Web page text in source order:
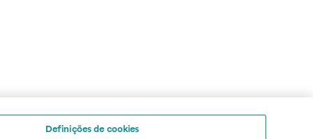
Definições de cookies